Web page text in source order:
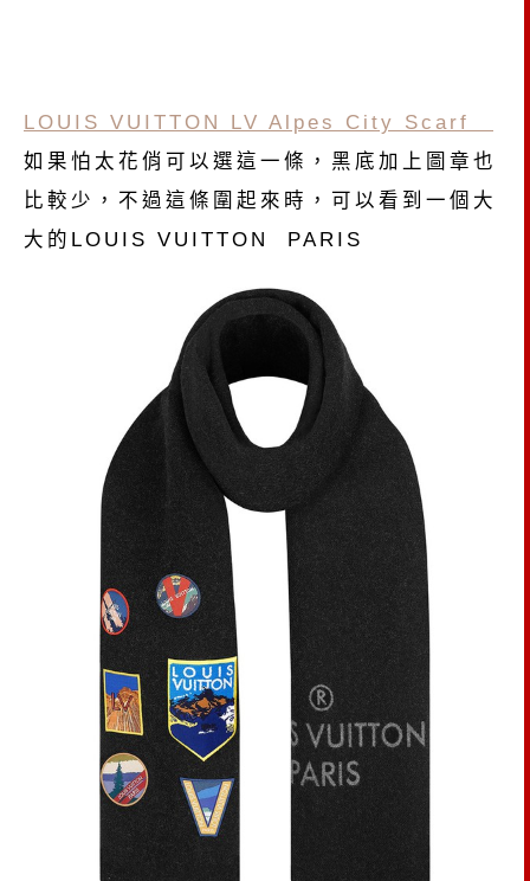
LOUIS VUITTON LV Alpes City Scarf
如果怕太花俏可以選這一條，黑底加上圖章也
比較少，不過這條圍起來時，可以看到一個大
大的LOUIS VUITTON PARIS